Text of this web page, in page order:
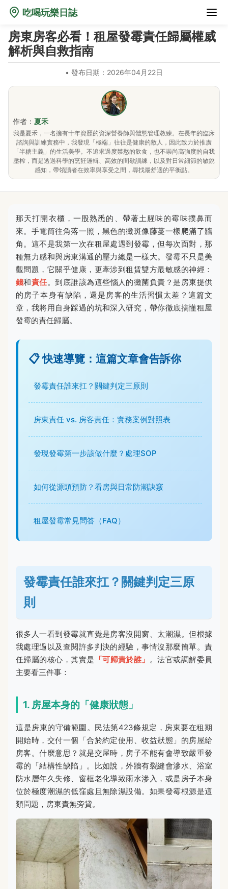
吃喝玩樂日誌
房東房客必看！租屋發霉責任歸屬權威
解析與自救指南
• 發布日期：2026年04月22日
作者： 夏禾
我是夏禾，一名擁有十年資歷的資深營養師與體態管理教練。在長年的臨床
諮詢與訓練實務中，我發現「極端」往往是健康的敵人，因此致力於推廣
「半糖主義」的生活美學。不追求過度禁慾的飲食，也不崇尚高強度的自我
壓榨，而是透過科學的烹飪邏輯、高效的間歇訓練，以及對日常細節的敏銳
感知，帶領讀者在效率與享受之間，尋找最舒適的平衡點。
那天打開衣櫃，一股熟悉的、帶著土腥味的霉味撲鼻而
來。手電筒往角落一照，黑色的黴斑像藤蔓一樣爬滿了牆
角。這不是我第一次在租屋處遇到發霉，但每次面對，那
種無力感和與房東溝通的壓力總是一樣大。發霉不只是美
觀問題，它關乎健康，更牽涉到租賃雙方最敏感的神經：
錢和責任。到底誰該為這些惱人的黴菌負責？是房東提供
的房子本身有缺陷，還是房客的生活習慣太差？這篇文
章，我將用自身踩過的坑和深入研究，帶你徹底搞懂租屋
發霉的責任歸屬。
📋 快速導覽：這篇文章會告訴你
發霉責任誰來扛？關鍵判定三原則
房東責任 vs. 房客責任：實務案例對照表
發現發霉第一步該做什麼？處理SOP
如何從源頭預防？看房與日常防潮訣竅
租屋發霉常見問答（FAQ）
發霉責任誰來扛？關鍵判定三原
則
很多人一看到發霉就直覺是房客沒開窗、太潮濕。但根據
我處理過以及查閱許多判決的經驗，事情沒那麼簡單。責
任歸屬的核心，其實是 「可歸責於誰」 。法官或調解委員
主要看三件事：
1. 房屋本身的「健康狀態」
這是房東的守備範圍。民法第423條規定，房東要在租期
開始時，交付一個「合於約定使用、收益狀態」的房屋給
房客。什麼意思？就是交屋時，房子不能有會導致嚴重發
霉的「結構性缺陷」。比如說，外牆有裂縫會滲水、浴室
防水層年久失修、窗框老化導致雨水滲入，或是房子本身
位於極度潮濕的低窪處且無除濕設備。如果發霉根源是這
類問題，房東責無旁貸。